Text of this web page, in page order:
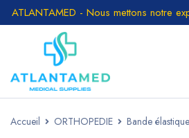
ATLANTAMED - Nous mettons notre
Accueil ORTHOPEDIE Bande